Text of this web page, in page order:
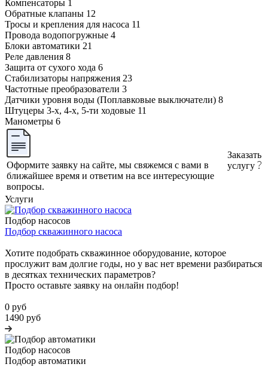
Компенсаторы 1
Обратные клапаны 12
Тросы и крепления для насоса 11
Провода водопогружные 4
Блоки автоматики 21
Реле давления 8
Защита от сухого хода 6
Стабилизаторы напряжения 23
Частотные преобразователи 3
Датчики уровня воды (Поплавковые выключатели) 8
Штуцеры 3-х, 4-х, 5-ти ходовые 11
Манометры 6
Оформите заявку на сайте, мы свяжемся с вами в
ближайшее время и ответим на все интересующие
вопросы.
Заказать
услугу
Услуги
Подбор насосов
Подбор скважинного насоса
Хотите подобрать скважинное оборудование, которое
прослужит вам долгие годы, но у вас нет времени разбираться
в десятках технических параметров?
Просто оставьте заявку на онлайн подбор!
0 руб
1490 руб
Подбор насосов
Подбор автоматики